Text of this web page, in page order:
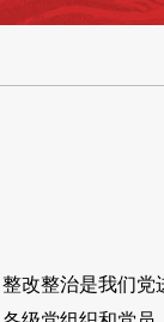
整改整治是我们党